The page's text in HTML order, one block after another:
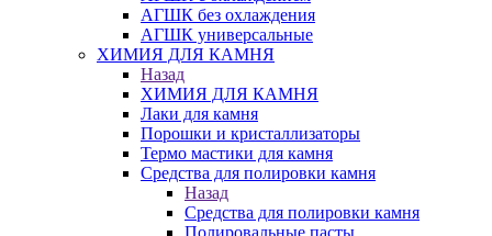
АГШК без охлаждения
АГШК универсальные
ХИМИЯ ДЛЯ КАМНЯ
Назад
ХИМИЯ ДЛЯ КАМНЯ
Лаки для камня
Порошки и кристаллизаторы
Термо мастики для камня
Средства для полировки камня
Назад
Средства для полировки камня
Полировальные пасты